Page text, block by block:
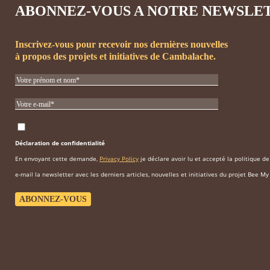
ABONNEZ-VOUS A NOTRE
Inscrivez-vous pour recevoir nos dernières nouvelles
à propos des projets et initiatives de Cambalache.
Déclaration de confidentialité
En envoyant cette demande, Privacy Policy je déclare avoir lu et accepté la politique
e-mail la newsletter avec les derniers articles, nouvelles et initiatives du projet Bee My